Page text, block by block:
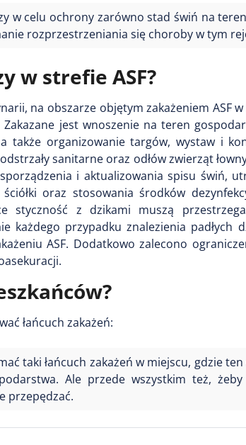
w celu ochrony zarówno stad świń na
rozprzestrzeniania się choroby w tym
w strefie ASF?
na obszarze objętym zakażeniem ASF
jest wnoszenie na teren
organizowanie targów, wystaw i
sanitarne oraz odłów zwierząt
i aktualizowania spisu świń,
oraz stosowania środków
styczność z dzikami muszą
każdego przypadku znalezienia padłych
ASF. Dodatkowo zalecono
łańcuch zakażeń:
taki łańcuch zakażeń w miejscu, gdzie
Ale przede wszystkim też, żeby
przepędzać.